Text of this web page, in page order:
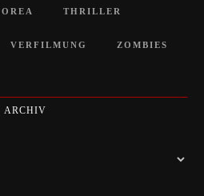
THRILLER
VERFILMUNG ZOMBIES
ARCHIV